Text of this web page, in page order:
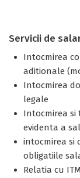
Servicii de
Intocmirea
aditionale
Intocmirea
legale
Intocmirea si
evidenta a
intocmirea si
obligatiile
Relatia cu